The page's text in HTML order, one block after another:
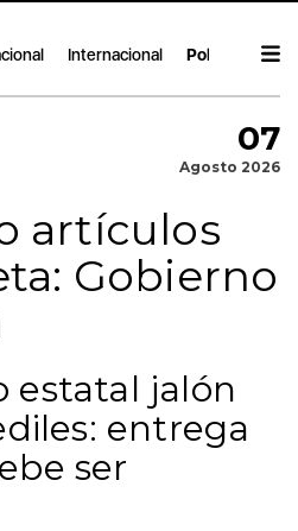
Internacional Política
07
Agosto 2026
artículos
Gobierno
estatal jalón
entrega
ser